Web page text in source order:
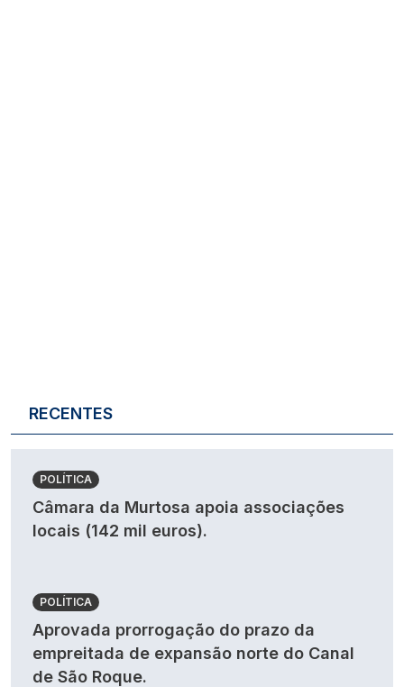
RECENTES
POLÍTICA
Câmara da Murtosa apoia associações
locais (142 mil euros).
POLÍTICA
Aprovada prorrogação do prazo da
empreitada de expansão norte do Canal
de São Roque.